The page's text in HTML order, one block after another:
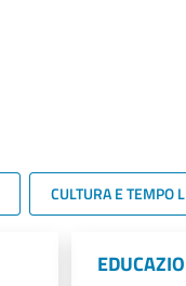
CULTURA E TEMPO